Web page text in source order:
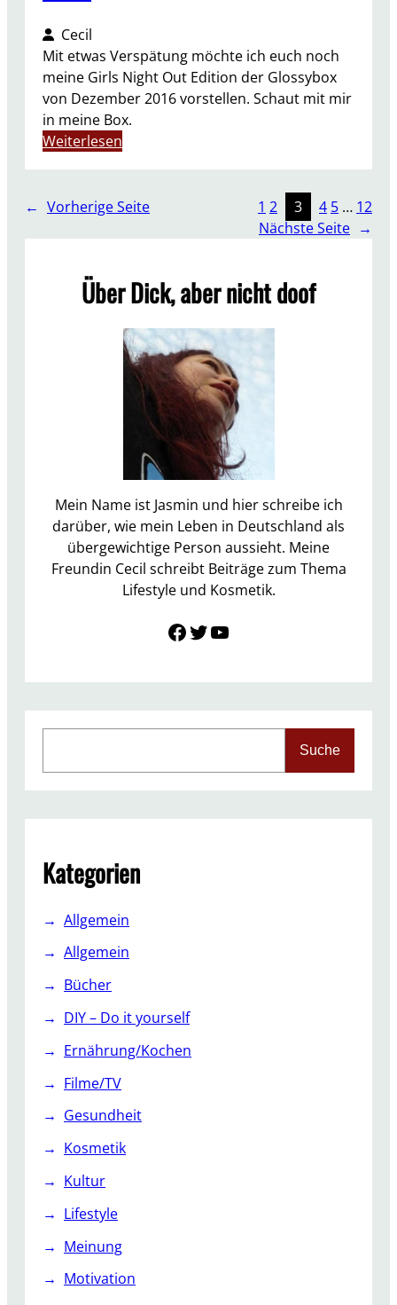
7
Cecil
Mit etwas Verspätung möchte ich euch noch
meine Girls Night Out Edition der Glossybox
von Dezember 2016 vorstellen. Schaut mit mir
in meine Box.
Weiterlesen
B
N
G
l
o
x
D
e
z
e
0
← Vorherige Seite 1 2 3 4 5 … 12
Nächste Seite →
Über Dick, aber nicht doof
Mein Name ist Jasmin und hier schreibe ich
darüber, wie mein Leben in Deutschland als
übergewichtige Person aussieht. Meine
Freundin Cecil schreibt Beiträge zum Thema
Lifestyle und Kosmetik.
Link zu Facebook Twitter YouTube
c
Suche
Kategorien
Allgemein
Allgemein
Bücher
DIY – Do it yourself
Ernährung/Kochen
Filme/TV
Gesundheit
Kosmetik
Kultur
Lifestyle
Meinung
Motivation